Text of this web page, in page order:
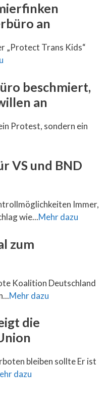
an
„Protect Trans Kids“
beschmiert,
an
Protest, sondern ein
VS und BND
Immer,
wie...Mehr dazu
zum
Koalition Deutschland
Mehr dazu
die
bleiben sollte Er ist
dazu